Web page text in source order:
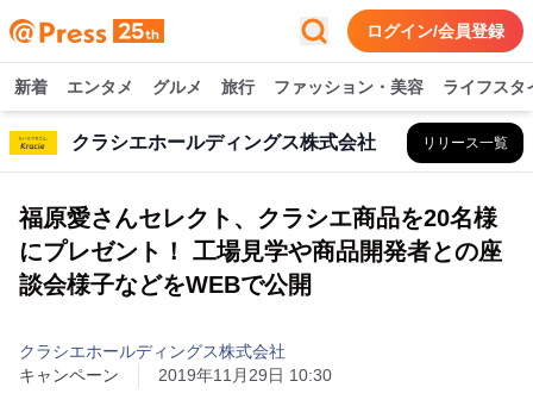
ログイン/会員登録
新着 エンタメ グルメ 旅行 ファッション・美容 ライフスタ
クラシエホールディングス株式会社 リリース一覧
福原愛さんセレクト、クラシエ商品を20名様
にプレゼント！ 工場見学や商品開発者との座
談会様子などをWEBで公開
クラシエホールディングス株式会社
キャンペーン
2019年11月29日 10:30